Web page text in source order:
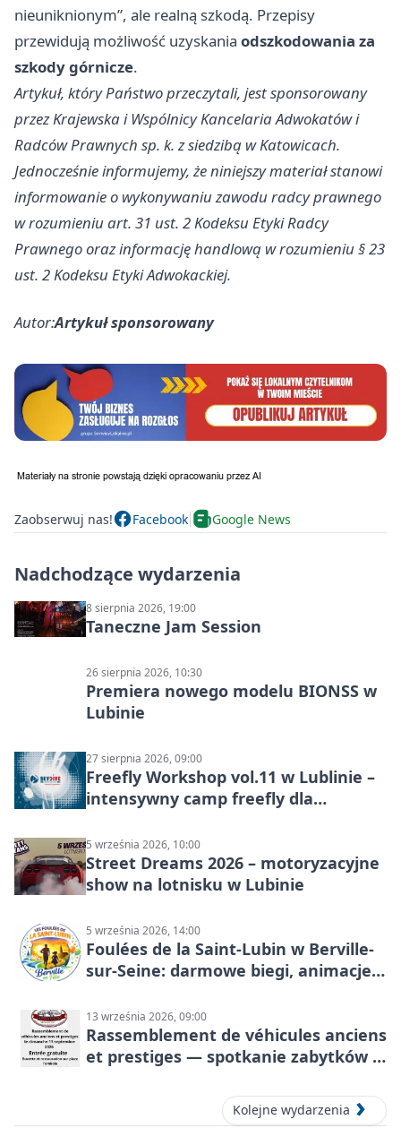
nieuniknionym”, ale realną szkodą. Przepisy
przewidują możliwość uzyskania odszkodowania za
szkody górnicze.
Artykuł, który Państwo przeczytali, jest sponsorowany
przez Krajewska i Wspólnicy Kancelaria Adwokatów i
Radców Prawnych sp. k. z siedzibą w Katowicach.
Jednocześnie informujemy, że niniejszy materiał stanowi
informowanie o wykonywaniu zawodu radcy prawnego
w rozumieniu art. 31 ust. 2 Kodeksu Etyki Radcy
Prawnego oraz informację handlową w rozumieniu § 23
ust. 2 Kodeksu Etyki Adwokackiej.
Autor:Artykuł sponsorowany
Zaobserwuj nas! Facebook Google News
Nadchodzące wydarzenia
8 sierpnia 2026, 19:00
Taneczne Jam Session
26 sierpnia 2026, 10:30
Premiera nowego modelu BIONSS w
Lubinie
27 sierpnia 2026, 09:00
Freefly Workshop vol.11 w Lublinie –
intensywny camp freefly dla
5 września 2026, 10:00
Street Dreams 2026 – motoryzacyjne
show na lotnisku w Lubinie
5 września 2026, 14:00
Foulées de la Saint-Lubin w Berville-
sur-Seine: darmowe biegi, animacje i
13 września 2026, 09:00
Rassemblement de véhicules anciens
et prestiges — spotkanie zabytków i
Kolejne wydarzenia